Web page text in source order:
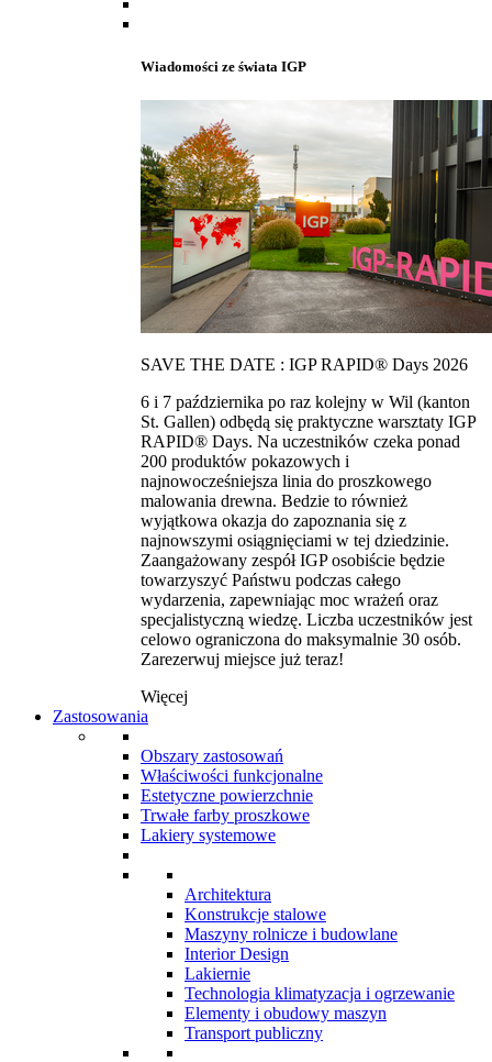
Wiadomości ze świata IGP
SAVE THE DATE : IGP RAPID® Days 2026
6 i 7 października po raz kolejny w Wil (kanton
St. Gallen) odbędą się praktyczne warsztaty IGP
RAPID® Days. Na uczestników czeka ponad
200 produktów pokazowych i
najnowocześniejsza linia do proszkowego
malowania drewna. Bedzie to również
wyjątkowa okazja do zapoznania się z
najnowszymi osiągnięciami w tej dziedzinie.
Zaangażowany zespół IGP osobiście będzie
towarzyszyć Państwu podczas całego
wydarzenia, zapewniając moc wrażeń oraz
specjalistyczną wiedzę. Liczba uczestników jest
celowo ograniczona do maksymalnie 30 osób.
Zarezerwuj miejsce już teraz!
Więcej
Zastosowania
Obszary zastosowań
Właściwości funkcjonalne
Estetyczne powierzchnie
Trwałe farby proszkowe
Lakiery systemowe
Architektura
Konstrukcje stalowe
Maszyny rolnicze i budowlane
Interior Design
Lakiernie
Technologia klimatyzacja i ogrzewanie
Elementy i obudowy maszyn
Transport publiczny